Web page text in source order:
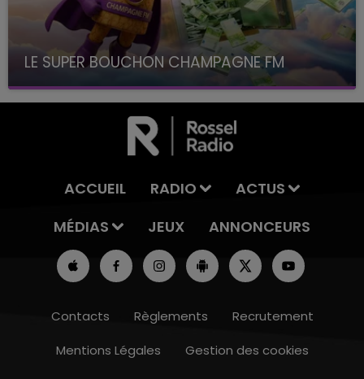
LE SUPER BOUCHON CHAMPAGNE FM
avec La Famille Champagne FM, à 8H10
ACCUEIL RADIO
ACTUS
MÉDIAS
JEUX ANNONCEURS
Contacts Règlements
Recrutement
Mentions Légales
Gestion des cookies